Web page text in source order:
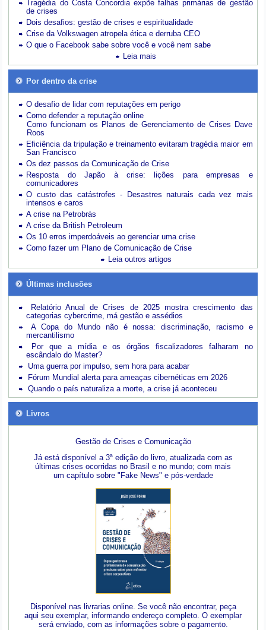
Tragédia do Costa Concordia expõe falhas primárias de gestão
de crises
Dois desafios: gestão de crises e espiritualidade
Crise da Volkswagen atropela ética e derruba CEO
O que o Facebook sabe sobre você e você nem sabe
Leia mais
Por dentro da crise
O desafio de lidar com reputações em perigo
Como defender a reputação online
Como funcionam os Planos de Gerenciamento de Crises Dave
Roos
Eficiência da tripulação e treinamento evitaram tragédia maior em
San Francisco
Os dez passos da Comunicação de Crise
Resposta do Japão à crise: lições para empresas e
comunicadores
O custo das catástrofes -
Desastres naturais cada vez mais
intensos e caros
A crise na Petrobrás
A crise da British Petroleum
Os 10 erros imperdoáveis ao gerenciar uma crise
Como fazer um Plano de Comunicação de Crise
Leia outros artigos
Últimas inclusões
Relatório Anual de Crises de 2025 mostra crescimento das
categorias cybercrime, má gestão e assédios
A Copa do Mundo não é nossa: discriminação, racismo e
mercantilismo
Por que a mídia e os órgãos fiscalizadores falharam no
escândalo do Master?
Uma guerra por impulso, sem hora para acabar
Fórum Mundial alerta para ameaças cibernéticas em 2026
Quando o país naturaliza a morte, a crise já aconteceu
Livros
Gestão de Crises e Comunicação
Já está disponível a 3ª edição do livro, atualizada com as
últimas crises ocorridas no Brasil e no mundo; com mais
um capítulo sobre "Fake News" e pós-verdade
Disponível nas livrarias online. Se você não encontrar, peça
aqui seu exemplar, informando endereço completo. O exemplar
será enviado, com as informações sobre o pagamento.